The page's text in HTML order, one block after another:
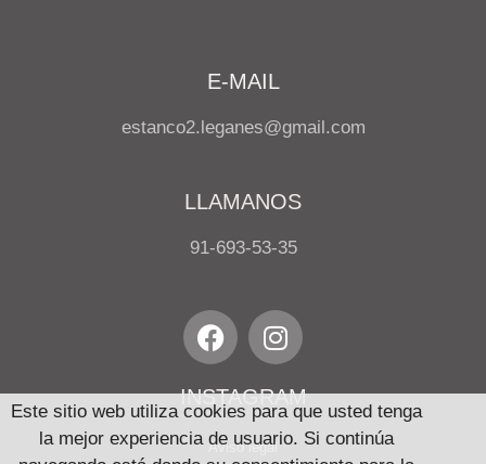
E-MAIL
estanco2.leganes@gmail.com
LLAMANOS
91-693-53-35
INSTAGRAM
Aviso legal
Este sitio web utiliza cookies para que usted tenga
la mejor experiencia de usuario. Si continúa